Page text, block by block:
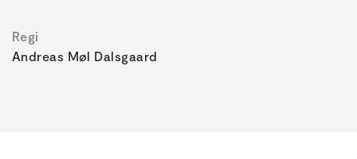
Regi
Andreas Møl Dalsgaard